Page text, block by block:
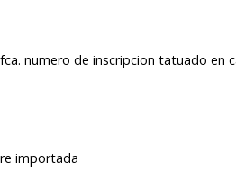
numero de inscripcion tatuado en
importada